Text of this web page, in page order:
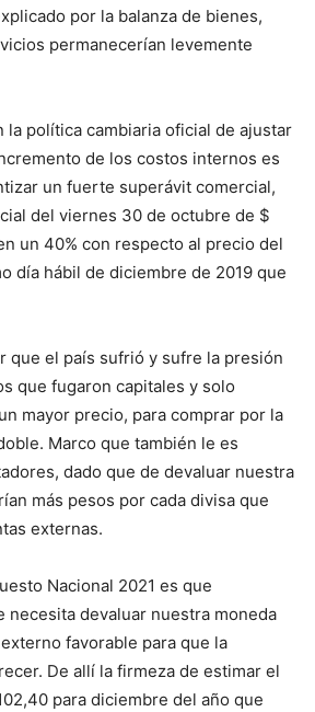
por la balanza de bienes,
permanecerían levemente
la política cambiaria oficial de ajustar
de los costos internos es
un fuerte superávit comercial,
del viernes 30 de octubre de $
un 40% con respecto al precio del
día hábil de diciembre de 2019 que
que el país sufrió y sufre la presión
que fugaron capitales y solo
mayor precio, para comprar por la
Marco que también le es
dado que de devaluar nuestra
más pesos por cada divisa que
externas.
Nacional 2021 es que
necesita devaluar nuestra moneda
favorable para que la
De allí la firmeza de estimar el
para diciembre del año que